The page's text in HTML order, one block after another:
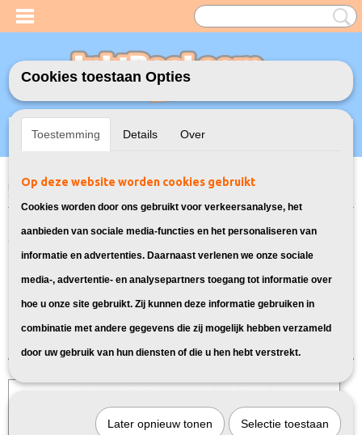
Inloggen Registreren
UW WINKELWAGEN
Home>Model Printer>PGI-5/CLI-8 Inkt cartridges voor Canon
Alle cartridges geschikt voor de
Canon Pixma MP810
Cookies toestaan Opties
Toestemming Details Over
Op deze website worden cookies gebruikt
Cookies worden door ons gebruikt voor verkeersanalyse, het
aanbieden van sociale media-functies en het personaliseren van
informatie en advertenties. Daarnaast verlenen we onze sociale
media-, advertentie- en analysepartners toegang tot informatie over
hoe u onze site gebruikt. Zij kunnen deze informatie gebruiken in
combinatie met andere gegevens die zij mogelijk hebben verzameld
door uw gebruik van hun diensten of die u hen hebt verstrekt.
Later opnieuw tonen Selectie toestaan